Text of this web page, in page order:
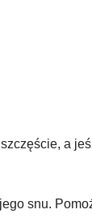
a
snu.